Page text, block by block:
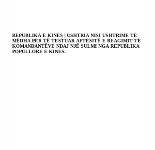
REPUBLIKA E KINËS | USHTRIA NISI USHTRIME TË
MËDHA PËR TË TESTUAR AFTËSITË E REAGIMIT TË
KOMANDANTËVE NDAJ NJË SULMI NGA REPUBLIKA
POPULLORE E KINËS.